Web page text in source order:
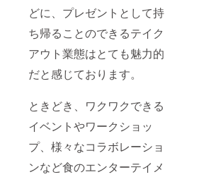
どに、プレゼントとして持
ち帰ることのできるテイク
アウト業態はとても魅力的
だと感じております。
ときどき、ワクワクできる
イベントやワークショッ
プ、様々なコラボレーショ
ンなど食のエンターテイメ